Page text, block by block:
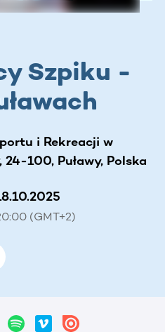
Szpiku -
i Rekreacji w
24-100, Puławy, Polska
(GMT+2)